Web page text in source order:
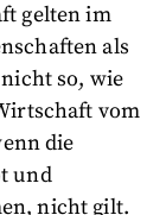
gelten im
als
so, wie
vom
die
und
nicht gilt.